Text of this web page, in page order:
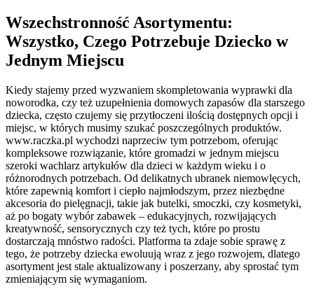
Wszechstronność Asortymentu:
Wszystko, Czego Potrzebuje Dziecko w
Jednym Miejscu
Kiedy stajemy przed wyzwaniem skompletowania wyprawki dla
noworodka, czy też uzupełnienia domowych zapasów dla starszego
dziecka, często czujemy się przytłoczeni ilością dostępnych opcji i
miejsc, w których musimy szukać poszczególnych produktów.
www.raczka.pl wychodzi naprzeciw tym potrzebom, oferując
kompleksowe rozwiązanie, które gromadzi w jednym miejscu
szeroki wachlarz artykułów dla dzieci w każdym wieku i o
różnorodnych potrzebach. Od delikatnych ubranek niemowlęcych,
które zapewnią komfort i ciepło najmłodszym, przez niezbędne
akcesoria do pielęgnacji, takie jak butelki, smoczki, czy kosmetyki,
aż po bogaty wybór zabawek – edukacyjnych, rozwijających
kreatywność, sensorycznych czy też tych, które po prostu
dostarczają mnóstwo radości. Platforma ta zdaje sobie sprawę z
tego, że potrzeby dziecka ewoluują wraz z jego rozwojem, dlatego
asortyment jest stale aktualizowany i poszerzany, aby sprostać tym
zmieniającym się wymaganiom.